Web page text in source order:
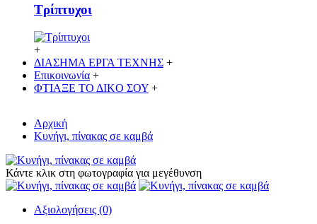
Τρίπτυχοι
+
ΔΙΑΣΗΜΑ ΕΡΓΑ ΤΕΧΝΗΣ +
Επικοινωνία +
ΦΤΙΑΞΕ ΤΟ ΔΙΚO ΣΟΥ +
Αρχική
Κυνήγι, πίνακας σε καμβά
Κάντε κλικ στη φωτογραφία για μεγέθυνση
Αξιολογήσεις (0)